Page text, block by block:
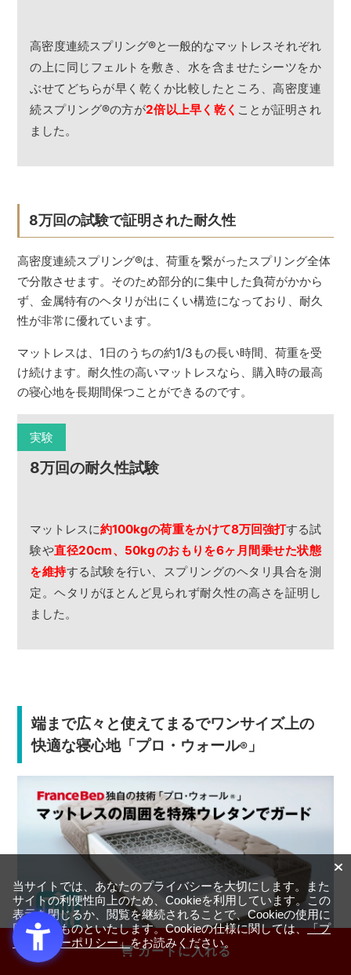
カートに入れる
高密度連続スプリング®と一般的なマットレスそれぞれ
の上に同じフェルトを敷き、水を含ませたシーツをか
ぶせてどちらが早く乾くか比較したところ、高密度連
続スプリング®の方が2倍以上早く乾く ことが証明され
ました。
8万回の試験で証明された耐久性
高密度連続スプリング®は、荷重を繋がったスプリング全体
で分散させます。そのため部分的に集中した負荷がかから
ず、金属特有のヘタリが出にくい構造になっており、耐久
性が非常に優れています。
マットレスは、1日のうちの約1/3もの長い時間、荷重を受
け続けます。耐久性の高いマットレスなら、購入時の最高
の寝心地を長期間保つことができるのです。
実験
8万回の耐久性試験
マットレスに約100kgの荷重をかけて8万回強打する試
験や直径20cm、50kgのおもりを6ヶ月間乗せた状態
を維持する試験を行い、スプリングのヘタリ具合を測
定。ヘタリがほとんど見られず耐久性の高さを証明し
ました。
端まで広々と使えてまるでワンサイズ上の
快適な寝心地「プロ・ウォール®」
当サイトでは、あなたのプライバシーを大切にします。また
サイトの利便性向上のため、Cookieを利用しています。この
表示を閉じるか、閲覧を継続されることで、Cookieの使用に
同意するものといたします。Cookieの仕様に関しては、「プ
ライバシーポリシー」をお読みください。